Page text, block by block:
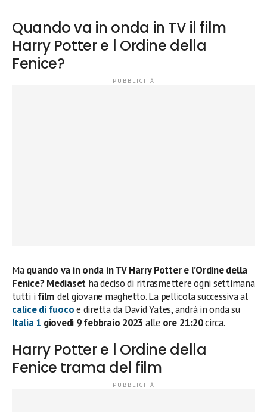
Quando va in onda in TV il film
Harry Potter e l Ordine della
Fenice?
Maquando va in onda in TV Harry Potter e l’Ordine della
Fenice? Mediaset ha deciso di ritrasmettere ogni settimana
tutti i film del giovane maghetto. La pellicola successiva al
calice di fuocoe diretta da David Yates, andrà in onda su
Italia 1 giovedì 9 febbraio 2023 alle ore 21:20circa.
Harry Potter e l Ordine della
Fenice trama del film